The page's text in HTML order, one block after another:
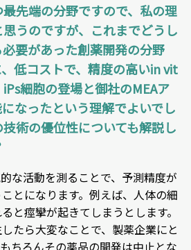
先端の分野ですので、私の理
うのですが、これまでどうし
要があった創薬開発の分野
低コストで、精度の高いin vit
細胞の登場と御社のMEAア
なったという理解でよいでし
術の優位性についても解説し
な活動を測ることで、予測精度が
とになります。例えば、人体の細
と痙攣が起きてしまうとします。
たら大変なことで、製薬企業にと
ちろんその薬品の開発は中止とな